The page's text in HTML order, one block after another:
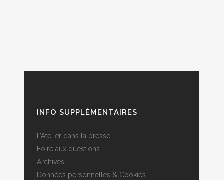
INFO SUPPLÉMENTAIRES
L’Atelier dans la presse
Foire aux questions
Archives
Données personnelles & Cookies